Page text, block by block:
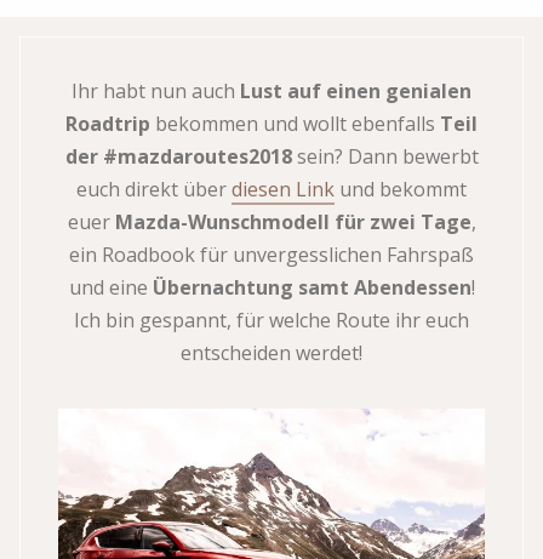
Ihr habt nun auch Lust auf einen genialen
Roadtrip bekommen und wollt ebenfalls Teil
der #mazdaroutes2018sein? Dann bewerbt
euch direkt überdiesen Link und bekommt
euer Mazda-Wunschmodell für zwei Tage,
ein Roadbook für unvergesslichen Fahrspaß
und eine Übernachtung samt Abendessen!
Ich bin gespannt, für welche Route ihr euch
entscheiden werdet!